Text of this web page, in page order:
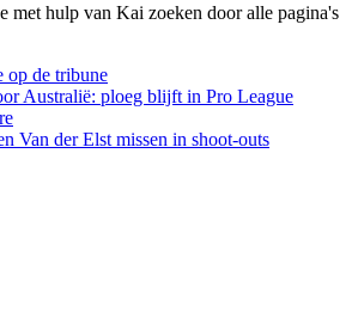
met hulp van Kai zoeken door alle pagina's
op de tribune
Australië: ploeg blijft in Pro League
Van der Elst missen in shoot-outs